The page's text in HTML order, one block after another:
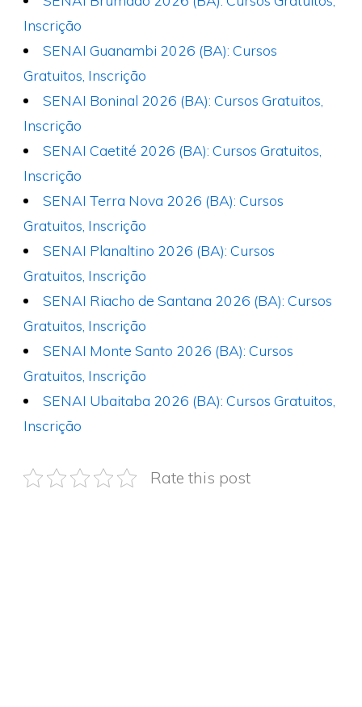
Inscrição
SENAI Guanambi 2026 (BA): Cursos
Gratuitos, Inscrição
SENAI Boninal 2026 (BA): Cursos Gratuitos,
Inscrição
SENAI Caetité 2026 (BA): Cursos Gratuitos,
Inscrição
SENAI Terra Nova 2026 (BA): Cursos
Gratuitos, Inscrição
SENAI Planaltino 2026 (BA): Cursos
Gratuitos, Inscrição
SENAI Riacho de Santana 2026 (BA): Cursos
Gratuitos, Inscrição
SENAI Monte Santo 2026 (BA): Cursos
Gratuitos, Inscrição
SENAI Ubaitaba 2026 (BA): Cursos Gratuitos,
Inscrição
Rate this post